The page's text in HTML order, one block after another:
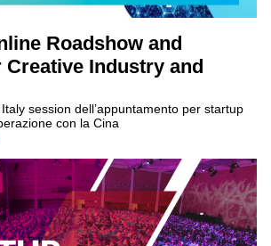
Roadshow and
Creative Industry and
session dell’appuntamento per startup
con la Cina